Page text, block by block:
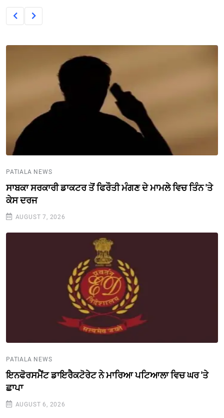
PATIALA NEWS
ਸਾਬਕਾ ਸਰਕਾਰੀ ਡਾਕਟਰ ਤੋਂ ਫਿਰੌਤੀ ਮੰਗਣ ਦੇ ਮਾਮਲੇ ਵਿਚ ਤਿੰਨ 'ਤੇ
ਕੇਸ ਦਰਜ
AUGUST 7, 2026
PATIALA NEWS
ਇਨਫੋਰਸਮੈਂਟ ਡਾਇਰੈਕਟੋਰੇਟ ਨੇ ਮਾਰਿਆ ਪਟਿਆਲਾ ਵਿਚ ਘਰ 'ਤੇ
ਛਾਪਾ
AUGUST 6, 2026